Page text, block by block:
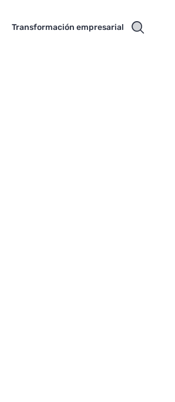
Transformación empresarial